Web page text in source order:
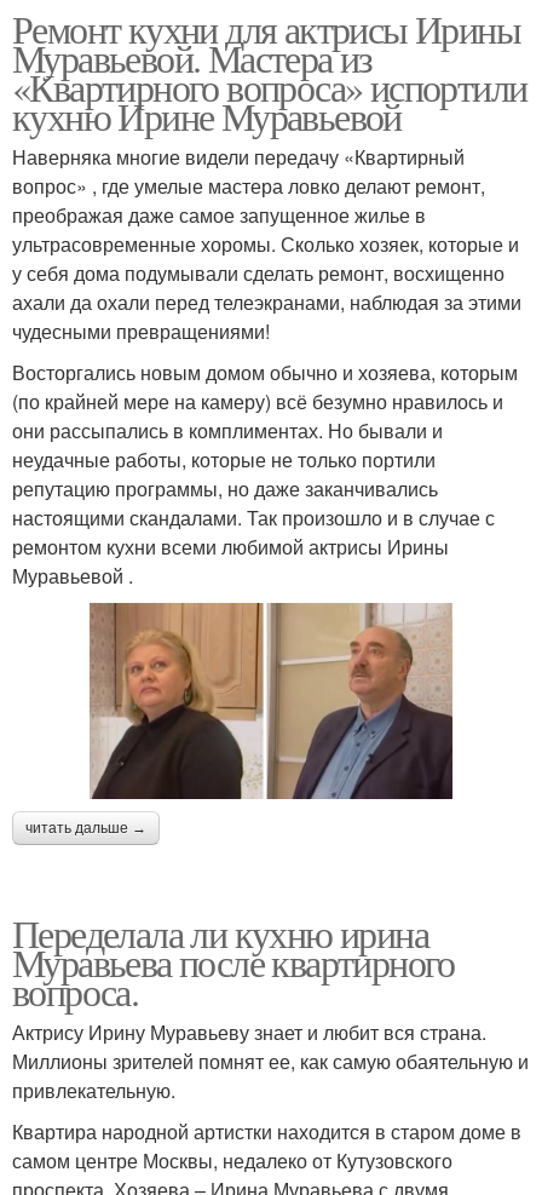
Ремонт кухни для актрисы Ирины
Муравьевой. Мастера из
«Квартирного вопроса» испортили
кухню Ирине Муравьевой
Наверняка многие видели передачу «Квартирный
вопрос» , где умелые мастера ловко делают ремонт,
преображая даже самое запущенное жилье в
ультрасовременные хоромы. Сколько хозяек, которые и
у себя дома подумывали сделать ремонт, восхищенно
ахали да охали перед телеэкранами, наблюдая за этими
чудесными превращениями!
Восторгались новым домом обычно и хозяева, которым
(по крайней мере на камеру) всё безумно нравилось и
они рассыпались в комплиментах. Но бывали и
неудачные работы, которые не только портили
репутацию программы, но даже заканчивались
настоящими скандалами. Так произошло и в случае с
ремонтом кухни всеми любимой актрисы Ирины
Муравьевой .
читать дальше →
Переделала ли кухню ирина
Муравьева после квартирного
вопроса.
Актрису Ирину Муравьеву знает и любит вся страна.
Миллионы зрителей помнят ее, как самую обаятельную и
привлекательную.
Квартира народной артистки находится в старом доме в
самом центре Москвы, недалеко от Кутузовского